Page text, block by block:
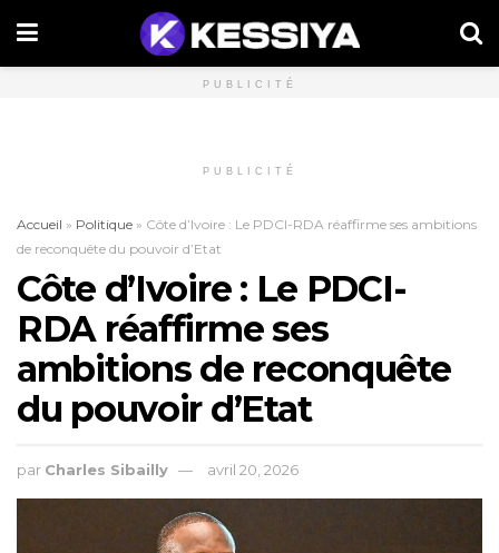
PUBLICITÉ
PUBLICITÉ
Accueil » Politique » Côte d’Ivoire : Le PDCI-RDA réaffirme ses ambitions
de reconquête du pouvoir d’Etat
Côte d’Ivoire : Le PDCI-
RDA réaffirme ses
ambitions de reconquête
du pouvoir d’Etat
par Charles Sibailly avril 20, 2026